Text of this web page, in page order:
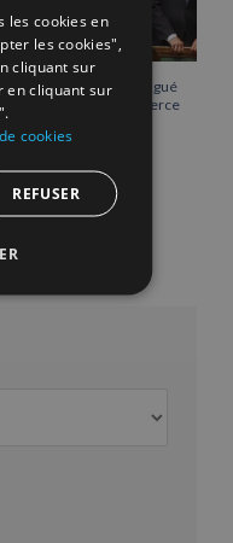
Boluda Fos distingué
la Chambre de commerce
Séville.
06/2026
les cookies en
les cookies",
cliquant sur
en cliquant sur
cookies
REFUSER